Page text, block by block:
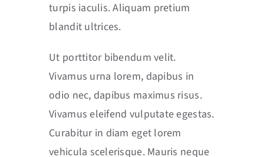
turpis iaculis. Aliquam pretium
blandit ultrices.
Ut porttitor bibendum velit.
Vivamus urna lorem, dapibus in
odio nec, dapibus maximus risus.
Vivamus eleifend vulputate egestas.
Curabitur in diam eget lorem
vehicula scelerisque. Mauris neque